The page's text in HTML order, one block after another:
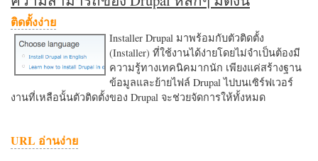
ติดตั้งง่าย
Installer Drupal มาพร้อมกับตัวติดตั้ง
(Installer) ที่ใช้งานได้ง่ายโดยไม่จำเป็นต้องมี
ความรู้ทางเทคนิคมากนัก เพียงแค่สร้างฐาน
ข้อมูลและย้ายไฟล์ Drupal ไปบนเซิร์ฟเวอร์
งานที่เหลือนั้นตัวติดตั้งของ Drupal จะช่วยจัดการให้ทั้งหมด
URL อ่านง่าย